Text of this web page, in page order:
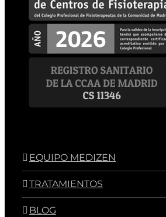
EQUIPO MEDIZEN
TRATAMIENTOS
BLOG